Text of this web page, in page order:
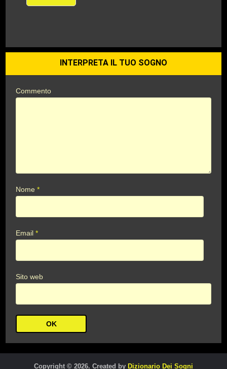
INTERPRETA IL TUO SOGNO
Commento
Nome*
Email*
Sito web
Copyright © 2026. Created by Dizionario Dei Sogni